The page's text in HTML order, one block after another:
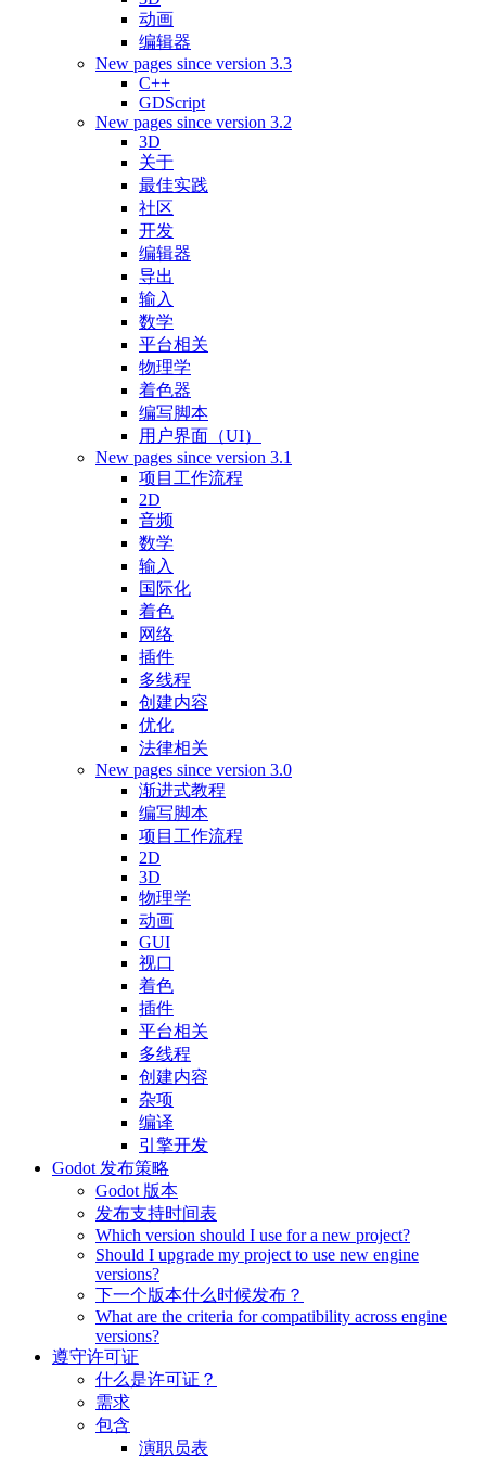
动画
编辑器
New pages since version 3.3
C++
GDScript
New pages since version 3.2
3D
关于
最佳实践
社区
开发
编辑器
导出
输入
数学
平台相关
物理学
着色器
编写脚本
用户界面（UI）
New pages since version 3.1
项目工作流程
2D
音频
数学
输入
国际化
着色
网络
插件
多线程
创建内容
优化
法律相关
New pages since version 3.0
渐进式教程
编写脚本
项目工作流程
2D
3D
物理学
动画
GUI
视口
着色
插件
平台相关
多线程
创建内容
杂项
编译
引擎开发
Godot 发布策略
Godot 版本
发布支持时间表
Which version should I use for a new project?
Should I upgrade my project to use new engine
versions?
下一个版本什么时候发布？
What are the criteria for compatibility across engine
versions?
遵守许可证
什么是许可证？
需求
包含
演职员表